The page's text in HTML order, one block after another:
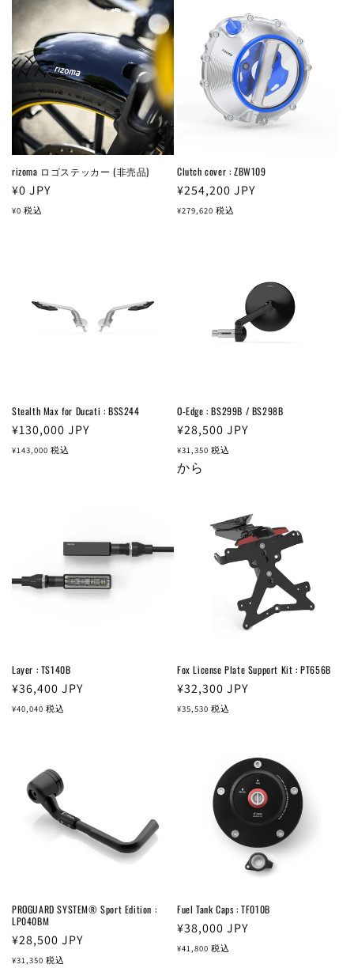
rizoma ロゴステッカー (非売品)
通
常
¥0 JPY
¥0 税込
Clutch cover : ZBW109
通
常
¥254,200 JPY
¥279,620 税込
Stealth Max for Ducati : BSS244
通
常
¥130,000 JPY
¥143,000 税込
O-Edge : BS299B / BS298B
通
常
価
¥28,500 JPY
¥31,350 税込
から
Layer : TS140B
通
常
¥36,400 JPY
¥40,040 税込
Fox License Plate Support Kit : PT656B
通
常
¥32,300 JPY
¥35,530 税込
PROGUARD SYSTEM® Sport Edition :
LP040BM
通
常
¥28,500 JPY
¥31,350 税込
Fuel Tank Caps : TF010B
通
常
¥38,000 JPY
¥41,800 税込